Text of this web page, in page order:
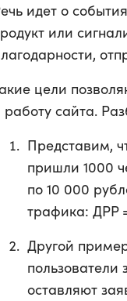
идет о
или
цели
работу сайта.
Представим,
пришли 1000
по 10 000
трафика: ДРР
Другой
пользователи
оставляют